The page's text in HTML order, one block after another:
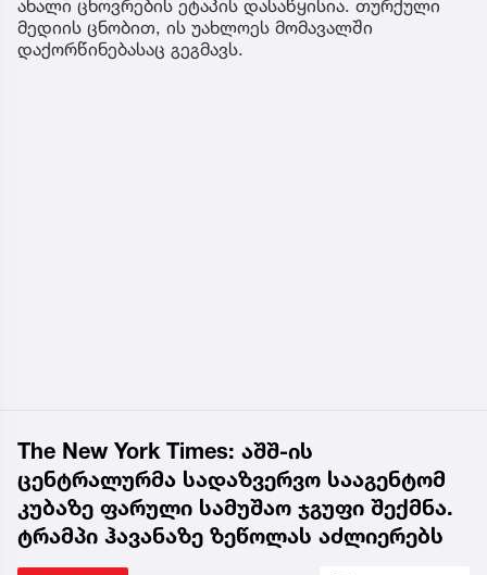
ახალი ცხოვრების ეტაპის დასაწყისია. თურქული
მედიის ცნობით, ის უახლოეს მომავალში
დაქორწინებასაც გეგმავს.
The New York Times: აშშ-ის
ცენტრალურმა სადაზვერვო სააგენტომ
კუბაზე ფარული სამუშაო ჯგუფი შექმნა.
ტრამპი ჰავანაზე ზეწოლას აძლიერებს